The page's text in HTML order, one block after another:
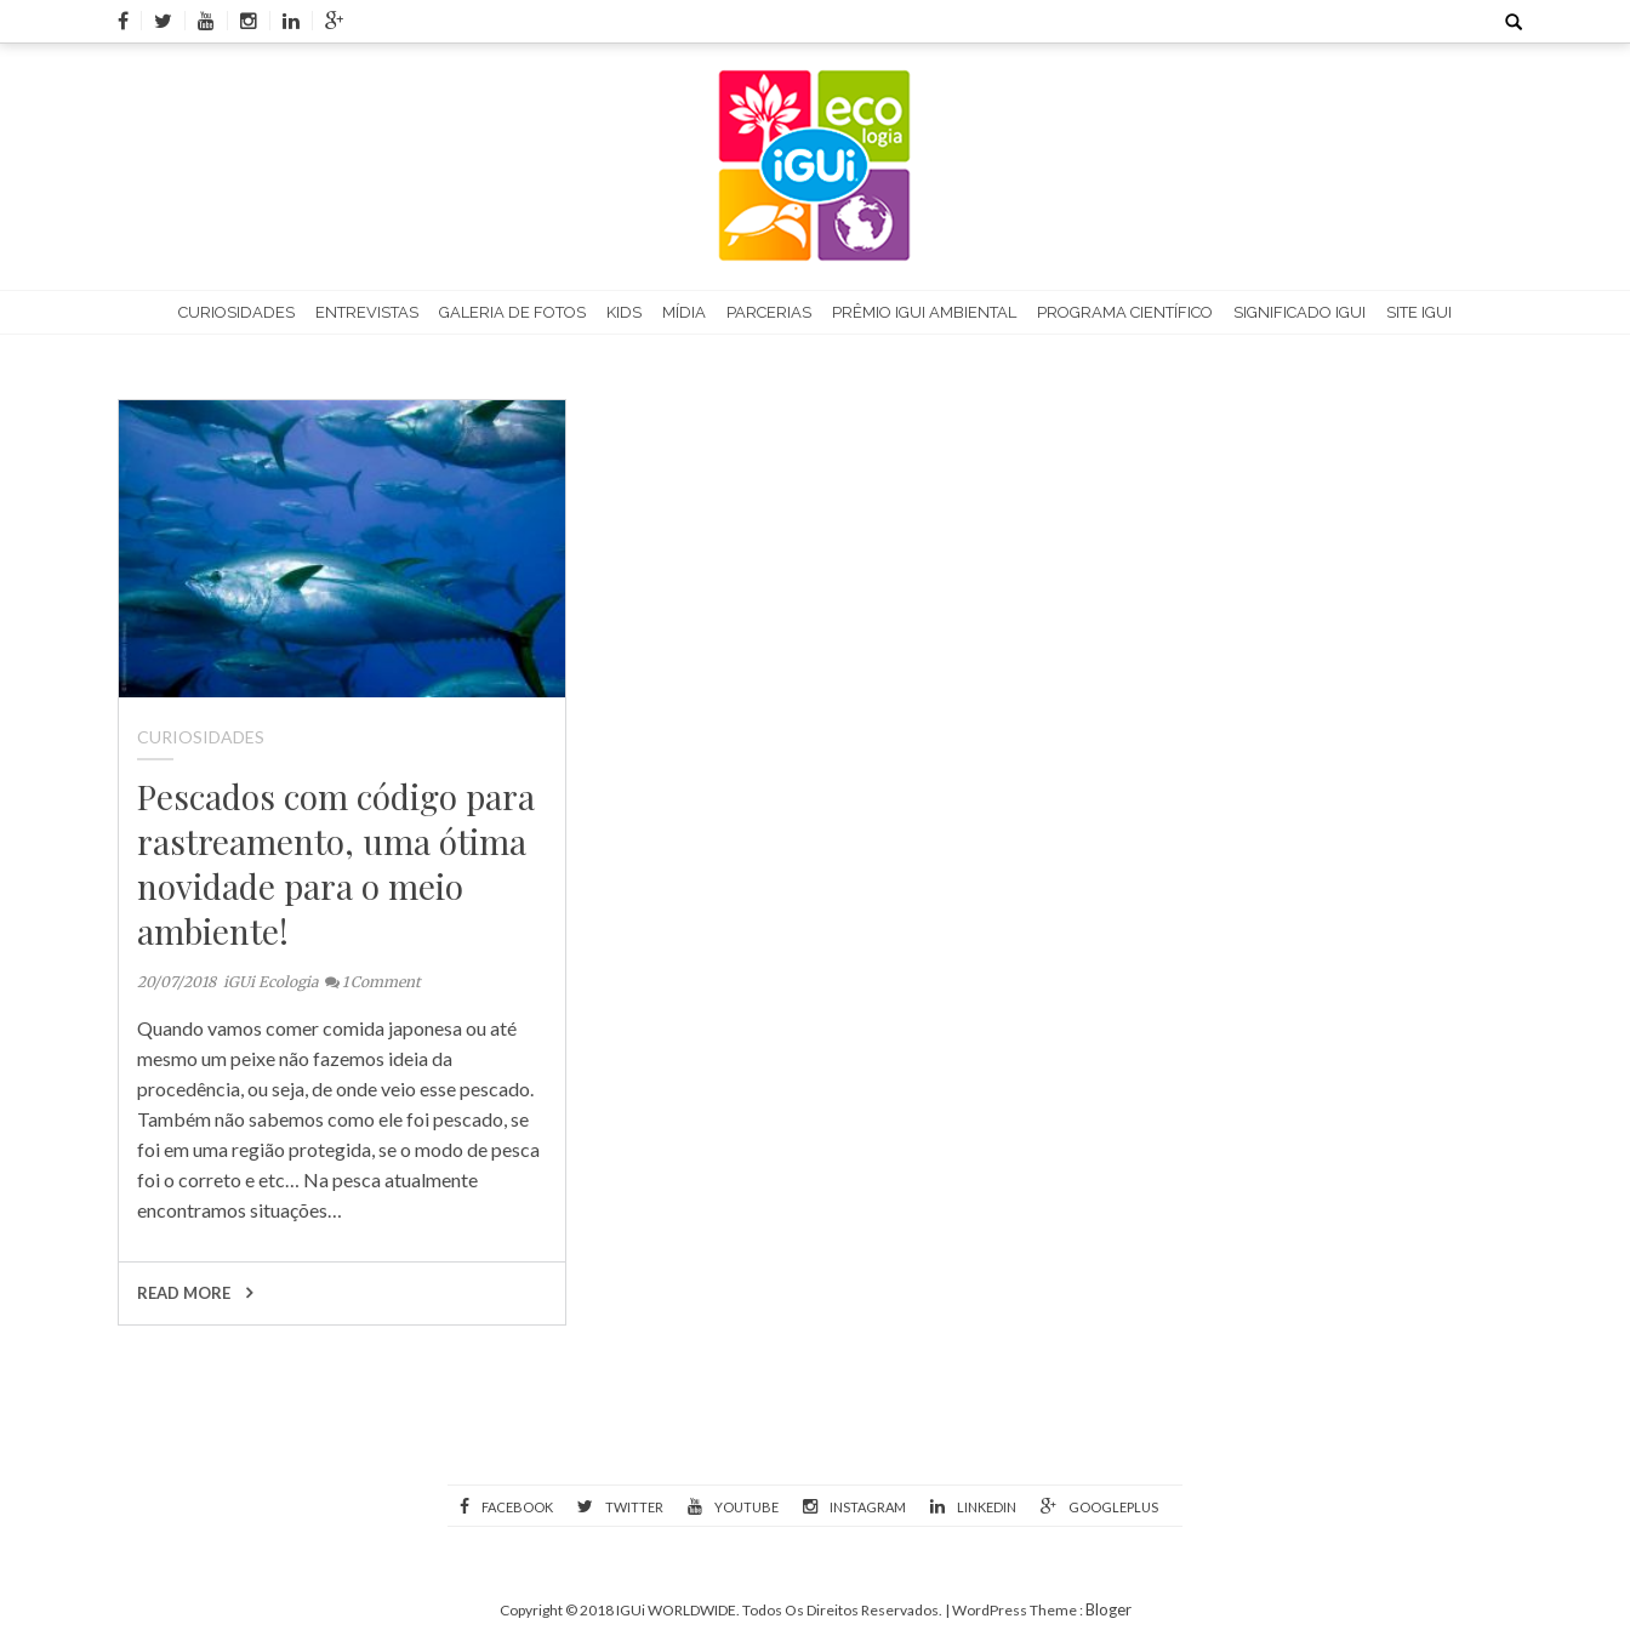
to
Search
for:
CURIOSIDADES ENTREVISTAS GALERIA DE FOTOS KIDS MÍDIA PARCERIAS PRÊMIO IGUI AMBIENTAL PROGRAMA CIENTÍFICO SIGNIFICADO IGUI SITE IGUI
CURIOSIDADES
Pescados com código para
rastreamento, uma ótima
novidade para o meio
ambiente!
20/07/2018 iGUi Ecologia 1 Comment
Quando vamos comer comida japonesa ou até
mesmo um peixe não fazemos ideia da
procedência, ou seja, de onde veio esse pescado.
Também não sabemos como ele foi pescado, se
foi em uma região protegida, se o modo de pesca
foi o correto e etc… Na pesca atualmente
encontramos situações…
READ MORE
FACEBOOK TWITTER YOUTUBE INSTAGRAM LINKEDIN GOOGLEPLUS
Copyright © 2018 IGUi WORLDWIDE. Todos Os Direitos Reservados. | WordPress Theme :Bloger